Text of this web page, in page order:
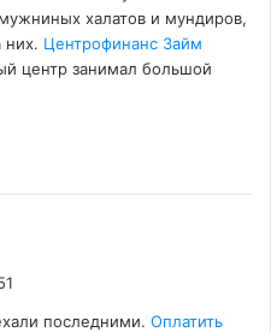
халатов и мундиров,
них. Центрофинанс Займ
центр занимал большой
последними. Оплатить